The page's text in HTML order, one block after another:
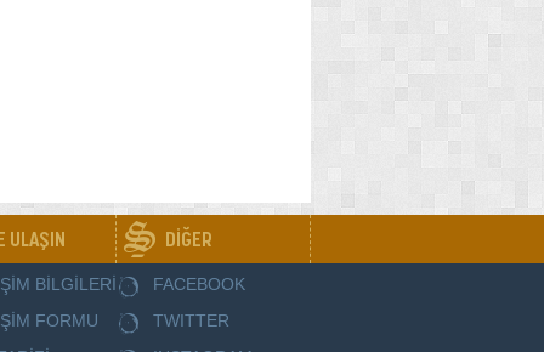
ULAŞIN DİĞER
BİLGİLERİ
FORMU
FACEBOOK
TWITTER